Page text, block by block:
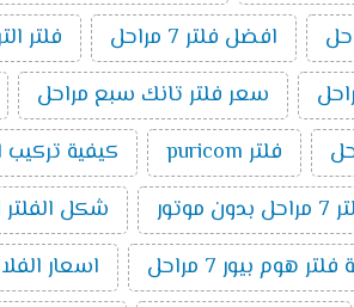
افضل فلتر 7 مراحل فلتر الترا 7
سعر فلتر تانك سبع مراحل
فلتر puricom كيفية تركيب
موتور شكل
هوم بيور 7 مراحل اسعار